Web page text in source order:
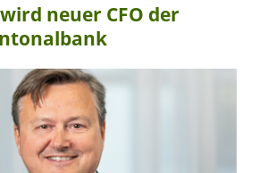
neuer CFO der